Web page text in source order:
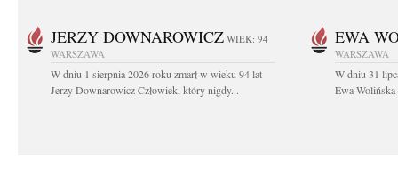
JERZY DOWNAROWICZ WIEK: 94
WARSZAWA
W dniu 1 sierpnia 2026 roku zmarł w wieku 94 lat
Jerzy Downarowicz Człowiek, który nigdy...
EWA
WARSZAWA
W dniu 31
Ewa